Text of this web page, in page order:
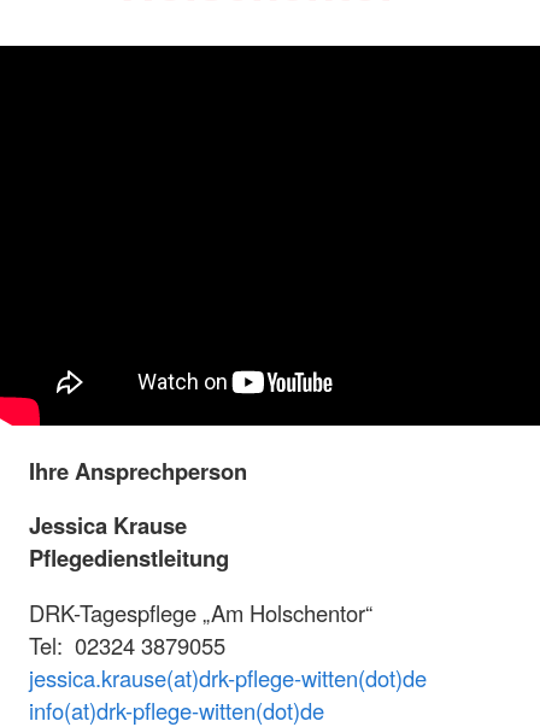
Ihre Ansprechperson
Jessica Krause
Pflegedienstleitung
DRK-Tagespflege „Am Holschentor“
Tel: 02324 3879055
jessica.krause(at)drk-pflege-witten(dot)de
info(at)drk-pflege-witten(dot)de